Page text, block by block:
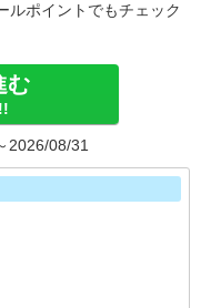
ルポイントでもチェック
む
2026/08/31